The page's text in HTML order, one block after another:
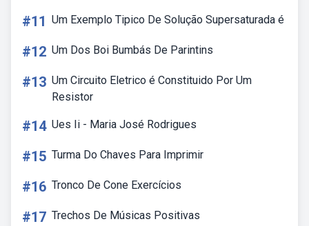
#11 Um Exemplo Tipico De Solução Supersaturada é
#12 Um Dos Boi Bumbás De Parintins
#13 Um Circuito Eletrico é Constituido Por Um
Resistor
#14 Ues Ii - Maria José Rodrigues
#15 Turma Do Chaves Para Imprimir
#16 Tronco De Cone Exercícios
#17 Trechos De Músicas Positivas